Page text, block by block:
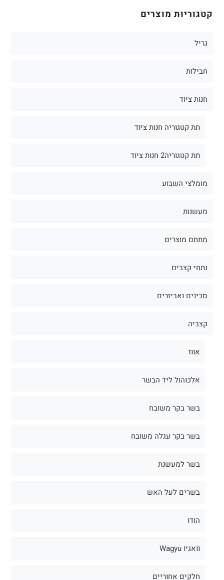
קטגוריות מוצרים
גריל
חבילות
חנות ציוד
תת קטגוריה חנות ציוד
תת קטגוריה2 חנות ציוד
מומלצי השבוע
מעשנות
מתחם מוצרים
נתחי קצבים
סכינים ואביזרים
קצביה
אווז
אלכוהול ליד הבשר
בשר בקר משובח
בשר בקר עגלה משובח
בשר למעשנת
בשרים לעל האש
הודו
וואגיו Wagyu
חלקים אחוריים